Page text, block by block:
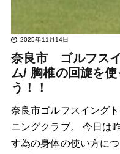
2025年11月14日
奈良市 ゴルフス
ム/ 胸椎の回旋を
う！！
奈良市ゴルフスイング
ニングクラブ。 今日は
す為の身体の使い方に